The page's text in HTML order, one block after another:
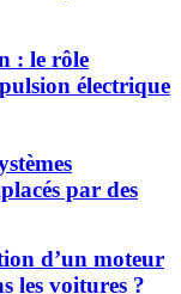
: le rôle
électrique
par des
d’un moteur
les voitures ?